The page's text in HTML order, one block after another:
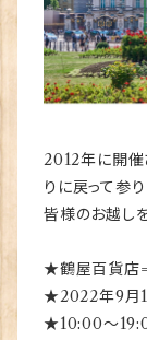
2012年に開催
りに戻って参
皆様のお越し
★鶴屋百貨店
★2022年9月
★10:00～